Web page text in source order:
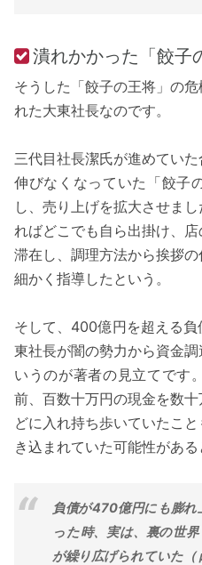
潰れかかった「餃子
そうした「餃子の王将」の
れた大東社長なのです。
三代目社長潔氏が進めてい
伸びなくなっていた「餃子
し、売り上げを拡大させま
ればどこでも自ら出掛け、
滞在し、調理方法から挨拶
細かく指導したという。
そして、400億円を超える
東社長が闇の勢力から資金
いうのが著者の見立てです
前、百数十万円の現金を数
どに入れ持ち歩いていたこ
き込まれていた可能性がある
負債が470億円にも膨
った時、実は、裏の世
が繰り広げられていた（